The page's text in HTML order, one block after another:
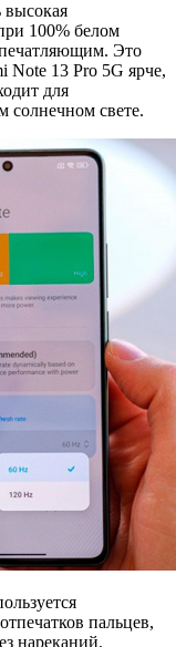
высокая
100% белом
Это
Note 13 Pro 5G ярче,
для
солнечном свете.
пальцев,
нареканий.